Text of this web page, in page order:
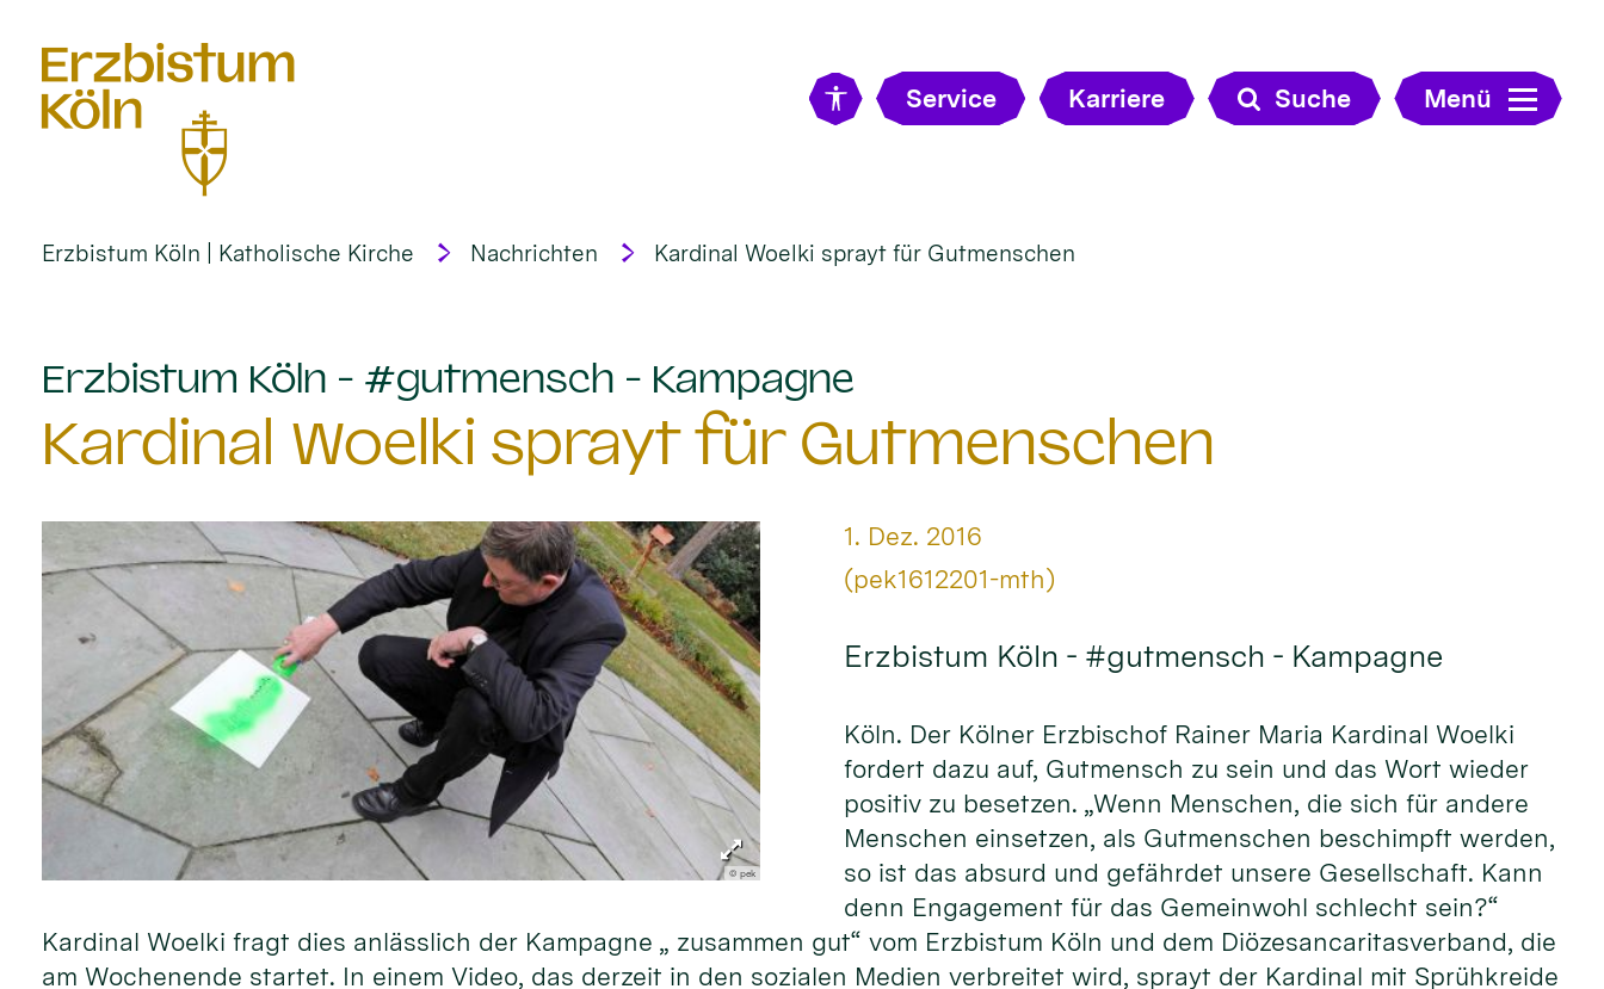
Service Karriere Suche Menü
Erzbistum Köln | Katholische Kirche Nachrichten Kardinal Woelki sprayt für Gutmenschen
Erzbistum Köln - #gutmensch - Kampagne
Kardinal Woelki sprayt für Gutmenschen
© pek
Datum:
1. Dez. 2016
Von:
(pek1612201-mth)
Erzbistum Köln - #gutmensch - Kampagne
Köln. Der Kölner Erzbischof Rainer Maria Kardinal Woelki
fordert dazu auf, Gutmensch zu sein und das Wort wieder
positiv zu besetzen. „Wenn Menschen, die sich für andere
Menschen einsetzen, als Gutmenschen beschimpft werden,
so ist das absurd und gefährdet unsere Gesellschaft. Kann
denn Engagement für das Gemeinwohl schlecht sein?“
Kardinal Woelki fragt dies anlässlich der Kampagne „ zusammen gut“ vom Erzbistum Köln und dem Diözesancaritasverband, die
am Wochenende startet. In einem Video, das derzeit in den sozialen Medien verbreitet wird, sprayt der Kardinal mit Sprühkreide